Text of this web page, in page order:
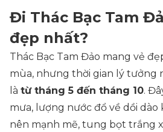
Đi Thác Bạc Tam
đẹp nhất?
Thác Bạc Tam Đảo mang vẻ
mùa, nhưng thời gian lý tưởng
là từ tháng 5 đến tháng 10.
mưa, lượng nước đổ về dồi
nên mạnh mẽ, tung bọt trắng